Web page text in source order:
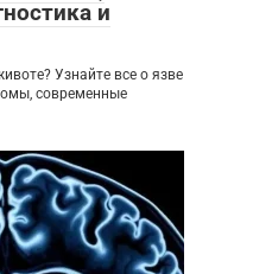
и
Узнайте все о язве
современные